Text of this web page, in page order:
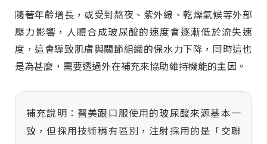
隨著年齡增長，或受到熬夜、紫外線、乾燥氣候等外部
壓力影響，人體合成玻尿酸的速度會逐漸低於流失速
度，這會導致肌膚與關節組織的保水力下降，同時這也
是為甚麼，需要透過外在補充來協助維持機能的主因。
補充說明：醫美跟口服使用的玻尿酸來源基本一
致，但採用技術稍有區別，注射採用的是「交聯